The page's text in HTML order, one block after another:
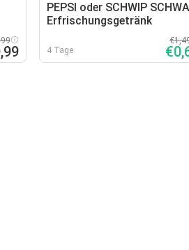
PEPSI oder SCHWIP
Erfrischungsgetränk
4 Tage